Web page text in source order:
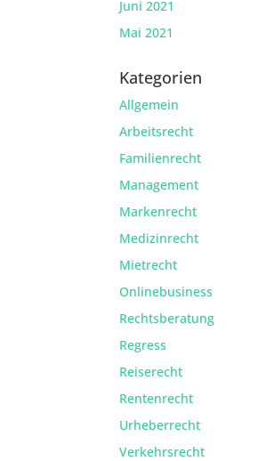
Juni 2021
Mai 2021
Kategorien
Allgemein
Arbeitsrecht
Familienrecht
Management
Markenrecht
Medizinrecht
Mietrecht
Onlinebusiness
Rechtsberatung
Regress
Reiserecht
Rentenrecht
Urheberrecht
Verkehrsrecht